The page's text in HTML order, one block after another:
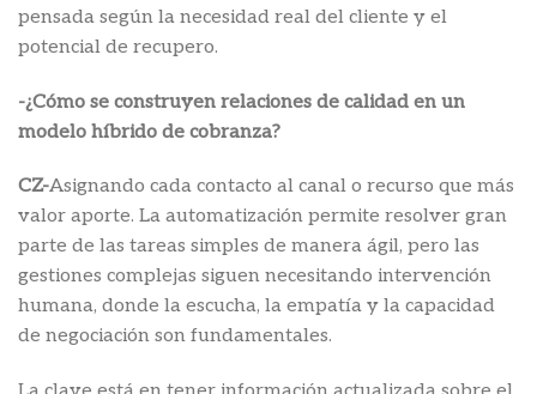
pensada según la necesidad real del cliente y el
potencial de recupero.
-¿Cómo se construyen relaciones de calidad en un
modelo híbrido de cobranza?
CZ-Asignando cada contacto al canal o recurso que más
valor aporte. La automatización permite resolver gran
parte de las tareas simples de manera ágil, pero las
gestiones complejas siguen necesitando intervención
humana, donde la escucha, la empatía y la capacidad
de negociación son fundamentales.